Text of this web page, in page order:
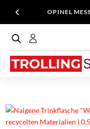
OPINEL